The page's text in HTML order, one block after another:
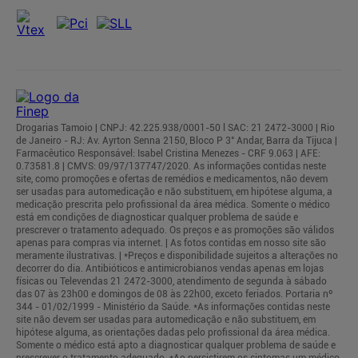
Drogarias Tamoio | CNPJ: 42.225.938/0001-50 l SAC: 21 2472-3000 | Rio
de Janeiro - RJ: Av. Ayrton Senna 2150, Bloco P 3° Andar, Barra da Tijuca |
Farmacêutico Responsável: Isabel Cristina Menezes - CRF 9.063 | AFE:
0.73581.8 | CMVS: 09/97/137747/2020. As informações contidas neste
site, como promoções e ofertas de remédios e medicamentos, não devem
ser usadas para automedicação e não substituem, em hipótese alguma, a
medicação prescrita pelo profissional da área médica. Somente o médico
está em condições de diagnosticar qualquer problema de saúde e
prescrever o tratamento adequado. Os preços e as promoções são válidos
apenas para compras via internet. | As fotos contidas em nosso site são
meramente ilustrativas. | *Preços e disponibilidade sujeitos a alterações no
decorrer do dia. Antibióticos e antimicrobianos vendas apenas em lojas
físicas ou Televendas 21 2472-3000, atendimento de segunda à sábado
das 07 às 23h00 e domingos de 08 às 22h00, exceto feriados. Portaria nº
344 - 01/02/1999 - Ministério da Saúde. *As informações contidas neste
site não devem ser usadas para automedicação e não substituem, em
hipótese alguma, as orientações dadas pelo profissional da área médica.
Somente o médico está apto a diagnosticar qualquer problema de saúde e